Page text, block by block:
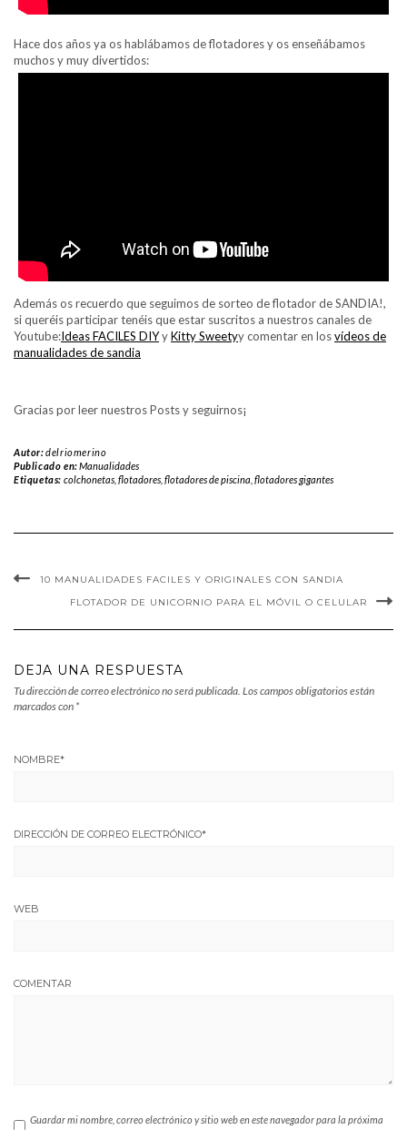
Hace dos años ya os hablábamos de flotadores y os enseñábamos
muchos y muy divertidos:
Además os recuerdo que seguimos de sorteo de flotador de SANDIA!,
si queréis participar tenéis que estar suscritos a nuestros canales de
Youtube:Ideas FACILES DIYyKitty Sweetyy comentar en losvídeos de
manualidades de sandia
Gracias por leer nuestros Posts y seguirnos¡
Autor:delriomerino
Publicado en:Manualidades
Etiquetas: colchonetas, flotadores, flotadores de piscina flotadores gigantes
10 MANUALIDADES FACILES Y ORIGINALES CON SANDIA
FLOTADOR DE UNICORNIO PARA EL MÓVIL O CELULAR
DEJA UNA RESPUESTA
Tu dirección de correo electrónico no será publicada. Los campos obligatorios están
marcados con *
NOMBRE*
DIRECCIÓN DE CORREO ELECTRÓNICO*
WEB
COMENTAR
Guardar mi nombre, correo electrónico y sitio web en este navegador para la próxima